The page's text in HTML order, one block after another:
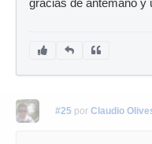
gracias de antemano y
#25 por Claudio